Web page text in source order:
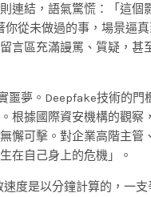
連結，語氣驚慌：「這個
從未做過的事，場景逼
言區充滿謾罵、質疑，甚
夢。Deepfake技術的門
根據國際資安機構的觀察
可擊。對企業高階主管
在自己身上的危機」。
度是以分鐘計算的，一